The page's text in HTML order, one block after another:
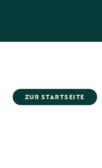
ZUR STARTSEITE